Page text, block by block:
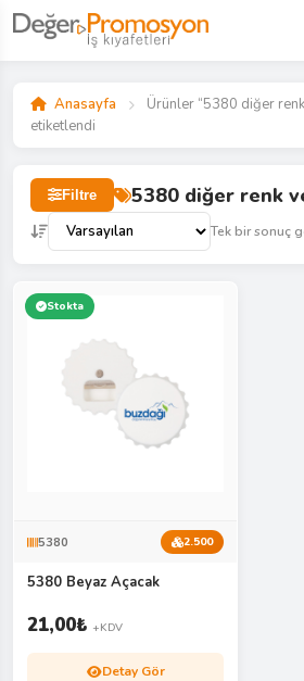
Anasayfa
Ürünler “5380 diğer
etiketlendi
Filtre 5380 diğer renk
Tek bir sonuç
Stokta
5380 2.500
5380 Beyaz Açacak
21,00₺ +KDV
Detay Gör